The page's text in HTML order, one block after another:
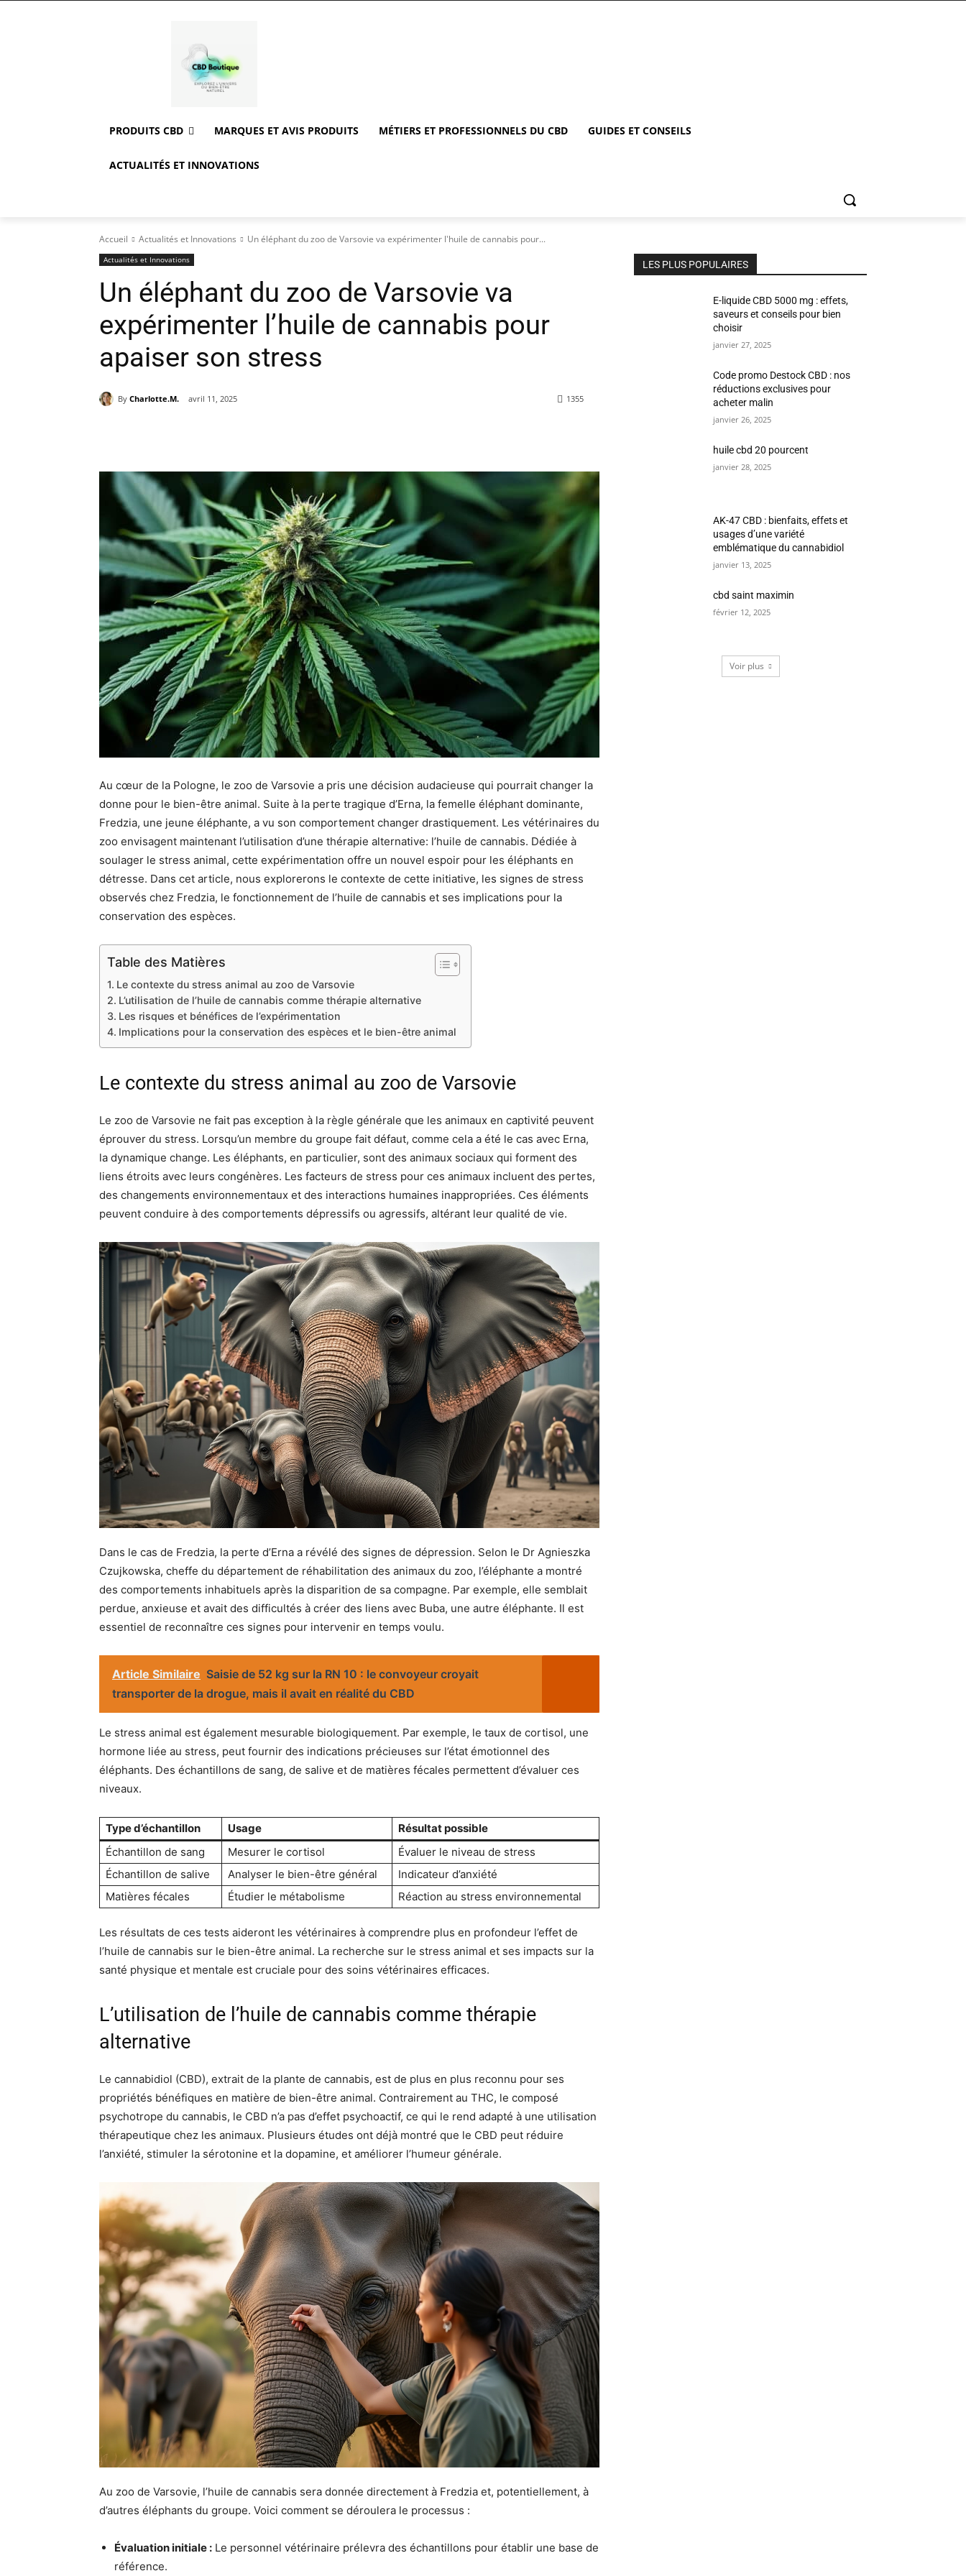
PRODUITS CBD MARQUES ET AVIS PRODUITS MÉTIERS ET PROFESSIONNELS DU CBD GUIDES ET CONSEILS
ACTUALITÉS ET INNOVATIONS
Accueil Actualités et Innovations Un éléphant du zoo de Varsovie va expérimenter l'huile de cannabis pour...
Actualités et Innovations
Un éléphant du zoo de Varsovie va
expérimenter l’huile de cannabis pour
apaiser son stress
By Charlotte.M. avril 11, 2025 1355
Au cœur de la Pologne, le zoo de Varsovie a pris une décision audacieuse qui pourrait changer la
donne pour le bien-être animal. Suite à la perte tragique d’Erna, la femelle éléphant dominante,
Fredzia, une jeune éléphante, a vu son comportement changer drastiquement. Les vétérinaires du
zoo envisagent maintenant l’utilisation d’une thérapie alternative: l’huile de cannabis. Dédiée à
soulager le stress animal, cette expérimentation offre un nouvel espoir pour les éléphants en
détresse. Dans cet article, nous explorerons le contexte de cette initiative, les signes de stress
observés chez Fredzia, le fonctionnement de l’huile de cannabis et ses implications pour la
conservation des espèces.
Table des Matières
Le contexte du stress animal au zoo de Varsovie
L’utilisation de l’huile de cannabis comme thérapie alternative
Les risques et bénéfices de l’expérimentation
Implications pour la conservation des espèces et le bien-être animal
Le contexte du stress animal au zoo de Varsovie
Le zoo de Varsovie ne fait pas exception à la règle générale que les animaux en captivité peuvent
éprouver du stress. Lorsqu’un membre du groupe fait défaut, comme cela a été le cas avec Erna,
la dynamique change. Les éléphants, en particulier, sont des animaux sociaux qui forment des
liens étroits avec leurs congénères. Les facteurs de stress pour ces animaux incluent des pertes,
des changements environnementaux et des interactions humaines inappropriées. Ces éléments
peuvent conduire à des comportements dépressifs ou agressifs, altérant leur qualité de vie.
Dans le cas de Fredzia, la perte d’Erna a révélé des signes de dépression. Selon le Dr Agnieszka
Czujkowska, cheffe du département de réhabilitation des animaux du zoo, l’éléphante a montré
des comportements inhabituels après la disparition de sa compagne. Par exemple, elle semblait
perdue, anxieuse et avait des difficultés à créer des liens avec Buba, une autre éléphante. Il est
essentiel de reconnaître ces signes pour intervenir en temps voulu.
Article Similaire Saisie de 52 kg sur la RN 10 : le convoyeur croyait
transporter de la drogue, mais il avait en réalité du CBD
Le stress animal est également mesurable biologiquement. Par exemple, le taux de cortisol, une
hormone liée au stress, peut fournir des indications précieuses sur l’état émotionnel des
éléphants. Des échantillons de sang, de salive et de matières fécales permettent d’évaluer ces
niveaux.
Type d’échantillon Usage
Résultat possible
Échantillon de sang
Mesurer le cortisol
Évaluer le niveau de stress
Échantillon de salive
Analyser le bien-être général
Indicateur d’anxiété
Matières fécales
Étudier le métabolisme Réaction au stress environnemental
Les résultats de ces tests aideront les vétérinaires à comprendre plus en profondeur l’effet de
l’huile de cannabis sur le bien-être animal. La recherche sur le stress animal et ses impacts sur la
santé physique et mentale est cruciale pour des soins vétérinaires efficaces.
L’utilisation de l’huile de cannabis comme thérapie
alternative
Le cannabidiol (CBD), extrait de la plante de cannabis, est de plus en plus reconnu pour ses
propriétés bénéfiques en matière de bien-être animal. Contrairement au THC, le composé
psychotrope du cannabis, le CBD n’a pas d’effet psychoactif, ce qui le rend adapté à une utilisation
thérapeutique chez les animaux. Plusieurs études ont déjà montré que le CBD peut réduire
l’anxiété, stimuler la sérotonine et la dopamine, et améliorer l’humeur générale.
Au zoo de Varsovie, l’huile de cannabis sera donnée directement à Fredzia et, potentiellement, à
d’autres éléphants du groupe. Voici comment se déroulera le processus :
Évaluation initiale : Le personnel vétérinaire prélevra des échantillons pour établir une base de
référence.
LES PLUS POPULAIRES
E-liquide CBD 5000 mg : effets,
saveurs et conseils pour bien
choisir
janvier 27, 2025
Code promo Destock CBD : nos
réductions exclusives pour
acheter malin
janvier 26, 2025
huile cbd 20 pourcent
janvier 28, 2025
AK-47 CBD : bienfaits, effets et
usages d’une variété
emblématique du cannabidiol
janvier 13, 2025
cbd saint maximin
février 12, 2025
Voir plus